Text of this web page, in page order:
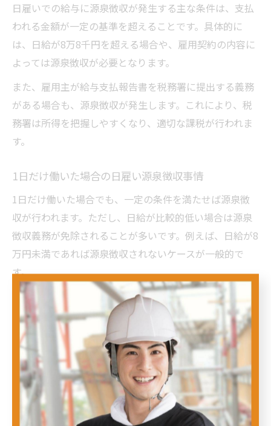
日雇いでの給与に源泉徴収が発生する主な条件は、支払
われる金額が一定の基準を超えることです。具体的に
は、日給が8万8千円を超える場合や、雇用契約の内容に
よっては源泉徴収が必要となります。
また、雇用主が給与支払報告書を税務署に提出する義務
がある場合も、源泉徴収が発生します。これにより、税
務署は所得を把握しやすくなり、適切な課税が行われま
す。
1日だけ働いた場合の日雇い源泉徴収事情
1日だけ働いた場合でも、一定の条件を満たせば源泉徴
収が行われます。ただし、日給が比較的低い場合は源泉
徴収義務が免除されることが多いです。例えば、日給が8
万円未満であれば源泉徴収されないケースが一般的で
す。
しかし、同じ1日勤務でも複数の雇用主から給与を受け
取る場合は合算して考えられることがあるため注意が必
要です。確定申告時に正確な収入を申告し、過不足なく
税金を納めることが求められます。
日雇いの税金処理で困らないポイント
日雇いの税金処理で混乱しないためには、まず源泉徴収